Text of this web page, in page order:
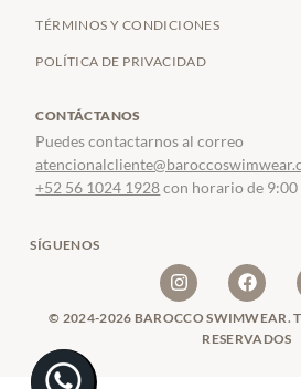
TÉRMINOS Y CONDICIONES
POLÍTICA DE PRIVACIDAD
CONTÁCTANOS
Puedes contactarnos al correo
+52 56 1024 1928con horario de 9:00
SÍGUENOS
© 2024-2026 BAROCCO SWIMWEAR.
RESERVADOS